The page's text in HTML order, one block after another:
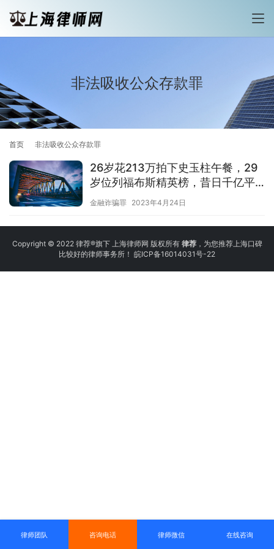
非法吸收公众存款罪
首页 非法吸收公众存款罪
26岁花213万拍下史玉柱午餐，29
岁位列福布斯精英榜，昔日千亿平
台董事长获刑20年
金融诈骗罪 2023年4月24日
Copyright © 2022 律荐®旗下 上海律师网 版权所有 律荐，为您推荐上海口碑
比较好的律师事务所！ 皖ICP备16014031号-22
律师团队 咨询电话 律师微信 在线咨询